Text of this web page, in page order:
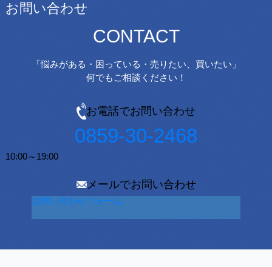
お問い合わせ
CONTACT
「悩みがある・困っている・売りたい、買いたい」
何でもご相談ください！
お電話でお問い合わせ
0859-30-2468
10:00～19:00
メールでお問い合わせ
お問い合わせフォーム